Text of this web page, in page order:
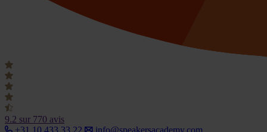
9.2 sur 770 avis
+31 10 433 33 22
info@speakersacademy.com